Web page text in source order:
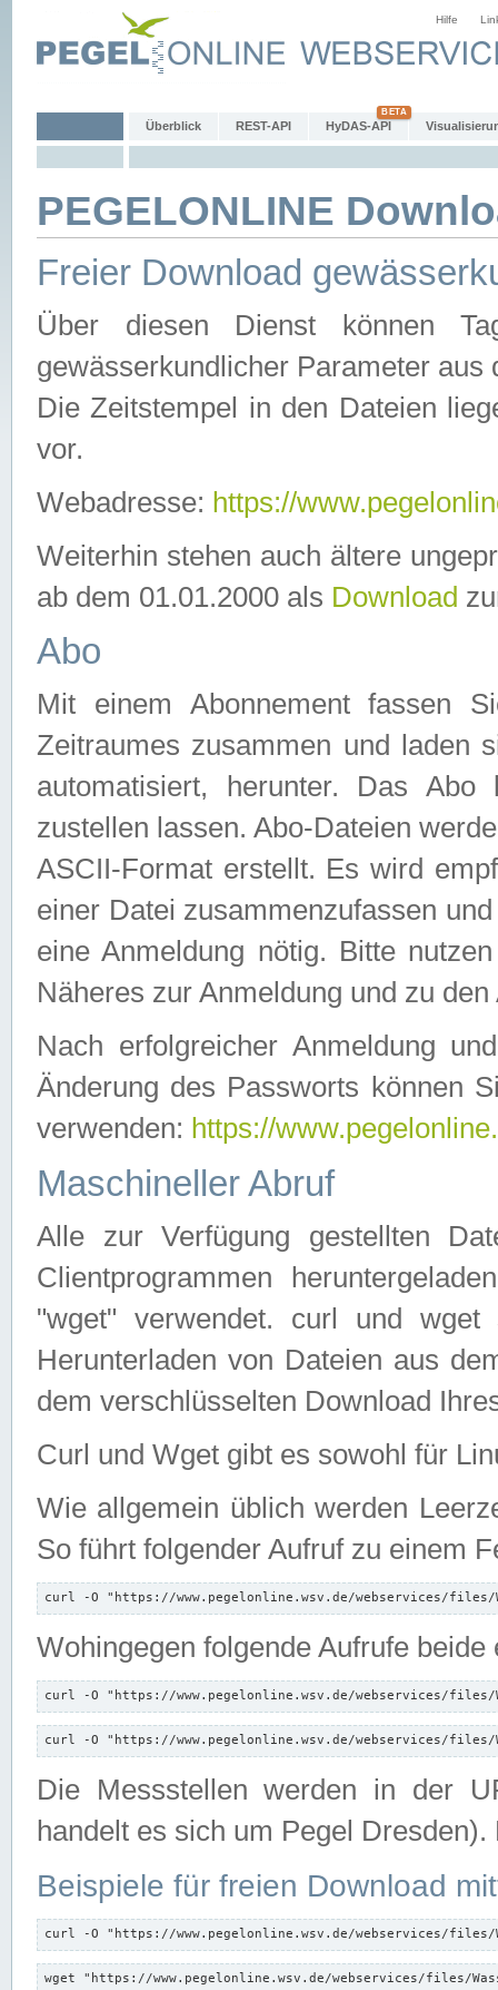
Hilfe
Überblick REST-API HyDAS-API
PEGELONLINE
Freier Download
Über diesen Dienst können
gewässerkundlicher Parameter aus
Die Zeitstempel in den Dateien
vor.
Webadresse: https://
Weiterhin stehen auch ältere
ab dem 01.01.2000 als Download
Abo
Mit einem Abonnement fassen
Zeitraumes zusammen und laden
automatisiert, herunter. Das
zustellen lassen. Abo-Dateien
ASCII-Format erstellt. Es wird
einer Datei zusammenzufassen
eine Anmeldung nötig. Bitte
Näheres zur Anmeldung und zu
Nach erfolgreicher Anmeldung
Änderung des Passworts können
verwenden: https://
Maschineller Abruf
Alle zur Verfügung gestellten
Clientprogrammen
"wget" verwendet. curl und wget
Herunterladen von Dateien aus
dem verschlüsselten Download
Curl und Wget gibt es sowohl für
Wie allgemein üblich werden
So führt folgender Aufruf zu einem
curl -O "https://www.pegelonline.wsv.de/webservices/files/
Wohingegen folgende Aufrufe beide
curl -O "https://www.pegelonline.wsv.de/webservices/files/
curl -O "https://www.pegelonline.wsv.de/webservices/files/
Die Messstellen werden in der
handelt es sich um Pegel
Beispiele für freien Download
curl -O "https://www.pegelonline.wsv.de/webservices/files/
wget "https://www.pegelonline.wsv.de/webservices/files/